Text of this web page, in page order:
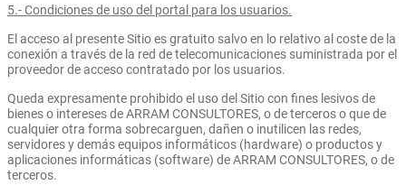
5.- Condiciones de uso del portal para los usuarios.
El acceso al presente Sitio es gratuito salvo en lo relativo al coste de la
conexión a través de la red de telecomunicaciones suministrada por el
proveedor de acceso contratado por los usuarios.
Queda expresamente prohibido el uso del Sitio con fines lesivos de
bienes o intereses de ARRAM CONSULTORES, o de terceros o que de
cualquier otra forma sobrecarguen, dañen o inutilicen las redes,
servidores y demás equipos informáticos (hardware) o productos y
aplicaciones informáticas (software) de ARRAM CONSULTORES, o de
terceros.